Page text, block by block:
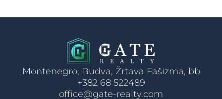
Montenegro, Budva, Žrtava Fašizma, bb
+382 68 522489
office@gate-realty.com